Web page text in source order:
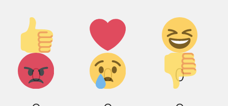
Палец
вверх!
0
Лайк!
0
Дикий
смех!
0
Агрессия!
Грусть :
(
Палец
вниз!